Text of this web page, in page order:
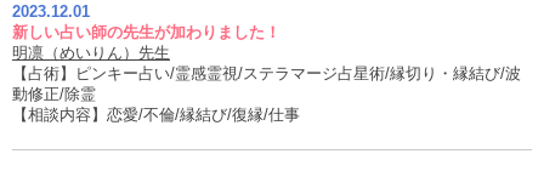
2023.12.01
新しい占い師の先生が加わりました！
明凛（めいりん）先生
【占術】ピンキー占い/霊感霊視/ステラマージ占星術/縁切り・縁結び/波
動修正/除霊
【相談内容】恋愛/不倫/縁結び/復縁/仕事